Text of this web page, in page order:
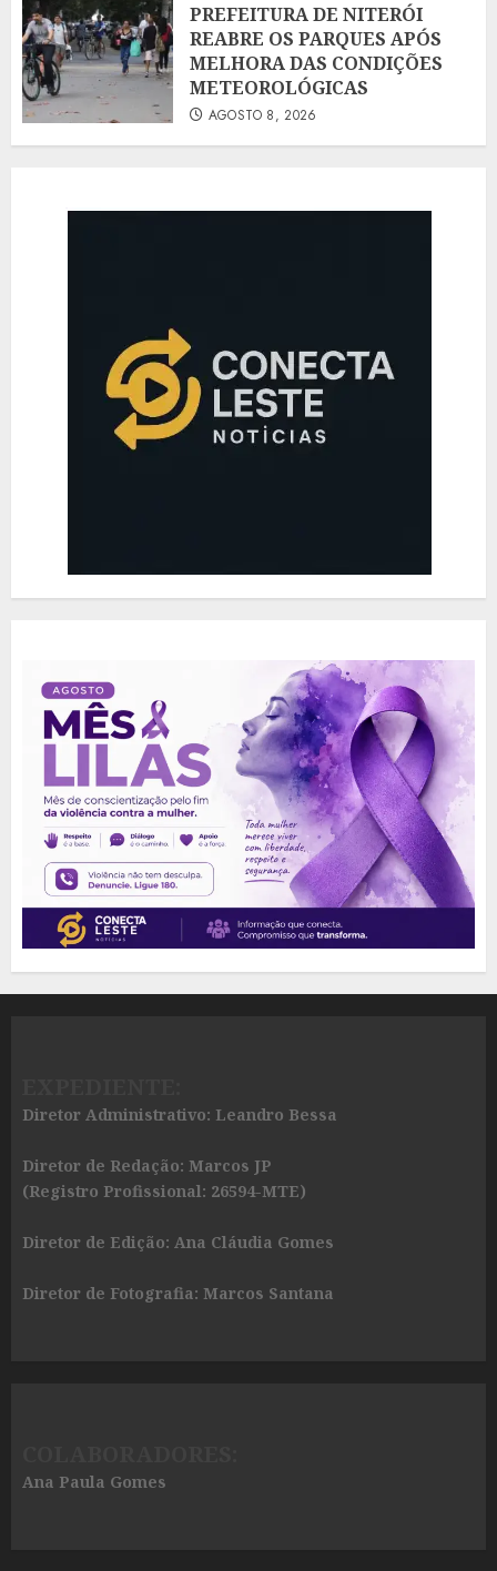
PREFEITURA DE NITERÓI
REABRE OS PARQUES APÓS
MELHORA DAS CONDIÇÕES
METEOROLÓGICAS
AGOSTO 8, 2026
Diretor Administrativo: Leandro Bessa
Diretor de Redação: Marcos JP
(Registro Profissional: 26594-MTE)
Diretor de Edição: Ana Cláudia Gomes
Diretor de Fotografia: Marcos Santana
Ana Paula Gomes